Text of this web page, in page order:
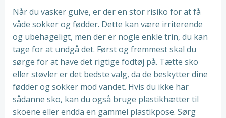
Når du vasker gulve, er der en stor risiko for at få
våde sokker og fødder. Dette kan være irriterende
og ubehageligt, men der er nogle enkle trin, du kan
tage for at undgå det. Først og fremmest skal du
sørge for at have det rigtige fodtøj på. Tætte sko
eller støvler er det bedste valg, da de beskytter dine
fødder og sokker mod vandet. Hvis du ikke har
sådanne sko, kan du også bruge plastikhætter til
skoene eller endda en gammel plastikpose. Sørg